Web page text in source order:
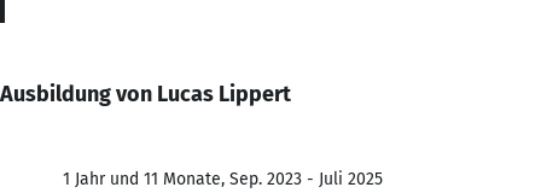
Ausbildung von Lucas Lippert
1 Jahr und 11 Monate, Sep. 2023 - Juli 2025